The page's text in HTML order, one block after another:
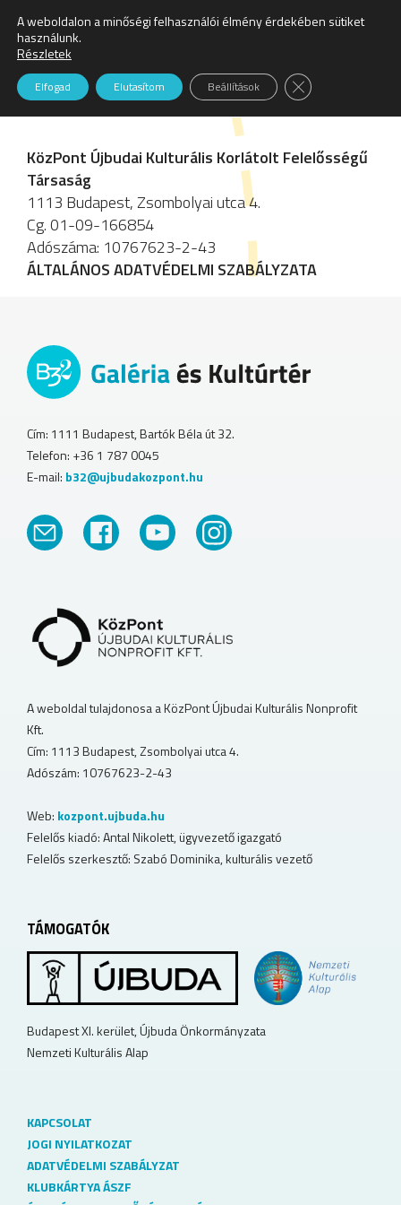
Keresés:
Adatvédelmi szabályzat
KözPont Újbudai Kulturális Korlátolt Felelősségű
Társaság
1113 Budapest, Zsombolyai utca 4.
Cg. 01-09-166854
Adószáma: 10767623-2-43
ÁLTALÁNOS ADATVÉDELMI SZABÁLYZATA
Cím: 1111 Budapest, Bartók Béla út 32.
Telefon: +36 1 787 0045
E-mail: b32@ujbudakozpont.hu
A weboldal tulajdonosa a KözPont Újbudai Kulturális Nonprofit
Kft.
Cím: 1113 Budapest, Zsombolyai utca 4.
Adószám: 10767623-2-43
Web: kozpont.ujbuda.hu
Felelős kiadó: Antal Nikolett, ügyvezető igazgató
Felelős szerkesztő: Szabó Dominika, kulturális vezető
TÁMOGATÓK
Budapest XI. kerület, Újbuda Önkormányzata
Nemzeti Kulturális Alap
KAPCSOLAT
JOGI NYILATKOZAT
ADATVÉDELMI SZABÁLYZAT
KLUBKÁRTYA ÁSZF
A weboldalon a minőségi felhasználói élmény érdekében sütiket
használunk.
Részletek
Elfogad Elutasítom Beállítások Close GDPR